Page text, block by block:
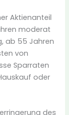
Aktienanteil
moderat
ab 55 Jahren
von
Sparraten
oder
des